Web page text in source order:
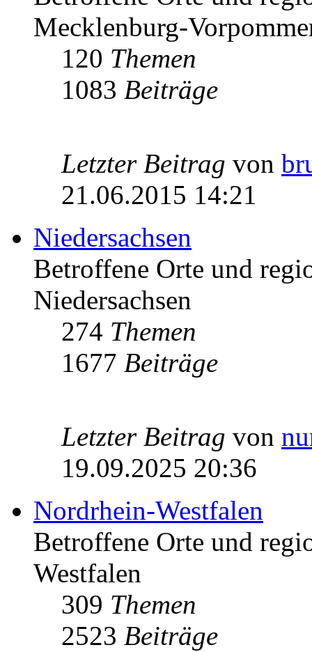
Mecklenburg-
120 Themen
1083 Beiträge
Letzter Beitrag von
21.06.2015 14:21
Niedersachsen
Betroffene Orte und
Niedersachsen
274 Themen
1677 Beiträge
Letzter Beitrag von
19.09.2025 20:36
Nordrhein-Westfalen
Betroffene Orte und
Westfalen
309 Themen
2523 Beiträge